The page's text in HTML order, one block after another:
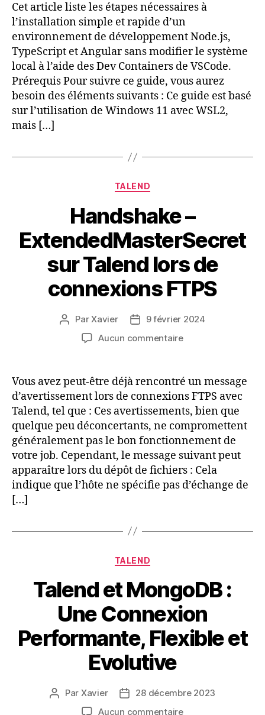
Cet article liste les étapes nécessaires à
l’installation simple et rapide d’un
environnement de développement Node.js,
TypeScript et Angular sans modifier le système
local à l’aide des Dev Containers de VSCode.
Prérequis Pour suivre ce guide, vous aurez
besoin des éléments suivants : Ce guide est basé
sur l’utilisation de Windows 11 avec WSL2,
mais […]
Catégories
TALEND
Handshake –
ExtendedMasterSecret
sur Talend lors de
connexions FTPS
Auteur
l’article
ParXavier
Date9 février 2024
Aucun commentairesur
Talend
lors
de
connexions
FTPS
Vous avez peut-être déjà rencontré un message
d’avertissement lors de connexions FTPS avec
Talend, tel que : Ces avertissements, bien que
quelque peu déconcertants, ne compromettent
généralement pas le bon fonctionnement de
votre job. Cependant, le message suivant peut
apparaître lors du dépôt de fichiers : Cela
indique que l’hôte ne spécifie pas d’échange de
[…]
Catégories
TALEND
Talend et MongoDB :
Une Connexion
Performante, Flexible et
Evolutive
Auteur
Par Xavier
Date28 décembre 2023
Aucun commentairesur